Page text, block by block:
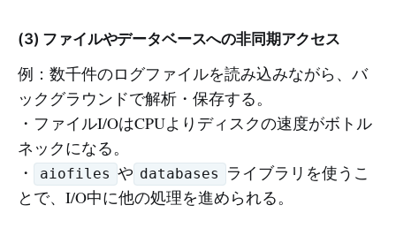
(3) ファイルやデータベースへの非同期アクセス
例：数千件のログファイルを読み込みながら、バ
ックグラウンドで解析・保存する。
・ファイルI/OはCPUよりディスクの速度がボトル
ネックになる。
・
aiofiles や databases
ライブラリを使うこ
とで、I/O中に他の処理を進められる。